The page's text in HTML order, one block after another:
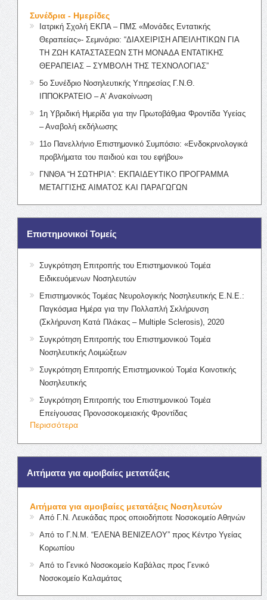
Συνέδρια - Ημερίδες
Ιατρική Σχολή ΕΚΠΑ – ΠΜΣ «Μονάδες Εντατικής
Θεραπείας»- Σεμινάριο: “ΔΙΑΧΕΙΡΙΣΗ ΑΠΕΙΛΗΤΙΚΩΝ ΓΙΑ
ΤΗ ΖΩΗ ΚΑΤΑΣΤΑΣΕΩΝ ΣΤΗ ΜΟΝΑΔΑ ΕΝΤΑΤΙΚΗΣ
ΘΕΡΑΠΕΙΑΣ – ΣΥΜΒΟΛΗ ΤΗΣ ΤΕΧΝΟΛΟΓΙΑΣ”
5ο Συνέδριο Νοσηλευτικής Υπηρεσίας Γ.Ν.Θ.
ΙΠΠΟΚΡΑΤΕΙΟ – Α’ Ανακοίνωση
1η Υβριδική Ημερίδα για την Πρωτοβάθμια Φροντίδα Υγείας
– Αναβολή εκδήλωσης
11ο Πανελλήνιο Επιστημονικό Συμπόσιο: «Ενδοκρινολογικά
προβλήματα του παιδιού και του εφήβου»
ΓΝΝΘΑ “Η ΣΩΤΗΡΙΑ”: ΕΚΠΑΙΔΕΥΤΙΚΟ ΠΡΟΓΡΑΜΜΑ
ΜΕΤΑΓΓΙΣΗΣ ΑΙΜΑΤΟΣ ΚΑΙ ΠΑΡΑΓΩΓΩΝ
Επιστημονικοί Τομείς
Συγκρότηση Επιτροπής του Επιστημονικού Τομέα
Ειδικευόμενων Νοσηλευτών
Επιστημονικός Τομέας Νευρολογικής Νοσηλευτικής Ε.Ν.Ε.:
Παγκόσμια Ημέρα για την Πολλαπλή Σκλήρυνση
(Σκλήρυνση Κατά Πλάκας – Multiple Sclerosis), 2020
Συγκρότηση Επιτροπής του Επιστημονικού Τομέα
Νοσηλευτικής Λοιμώξεων
Συγκρότηση Επιτροπής Επιστημονικού Τομέα Κοινοτικής
Νοσηλευτικής
Συγκρότηση Επιτροπής του Επιστημονικού Τομέα
Επείγουσας Προνοσοκομειακής Φροντίδας
Περισσότερα
Αιτήματα για αμοιβαίες μετατάξεις
Αιτήματα για αμοιβαίες μετατάξεις Νοσηλευτών
Από Γ.Ν. Λευκάδας προς οποιοδήποτε Νοσοκομείο Αθηνών
Από το Γ.Ν.Μ. “ΕΛΕΝΑ ΒΕΝΙΖΕΛΟΥ” προς Κέντρο Υγείας
Κορωπίου
Από το Γενικό Νοσοκομείο Καβάλας προς Γενικό
Νοσοκομείο Καλαμάτας